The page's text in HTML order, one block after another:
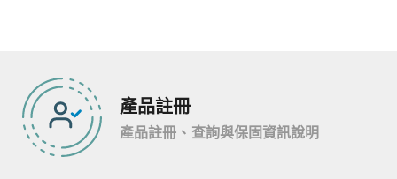
產品註冊
產品註冊、查詢與保固資訊說明